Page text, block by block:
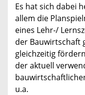
Es hat sich dabei
allem die
eines Lehr-/
der Bauwirtschaft
gleichzeitig
der aktuell
u.a.